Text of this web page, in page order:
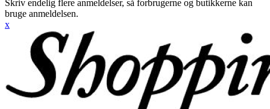
Skriv endelig flere anmeldelser, så forbrugerne og butikkerne kan
bruge anmeldelsen.
x